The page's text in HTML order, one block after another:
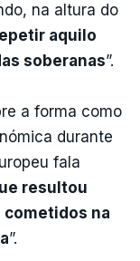
na altura do
aquilo
soberanas”.
a forma como
durante
fala
resultou
na
”.